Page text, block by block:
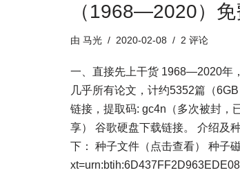
（1968—2020）
由 马光 2020-02-08 2 评论
一、直接先上干货 1968—2020年
几乎所有论文，计约5352篇（
链接，提取码: gc4n（多次被封，
享） 谷歌硬盘下载链接。 介绍及
下： 种子文件（点击查看） 种子